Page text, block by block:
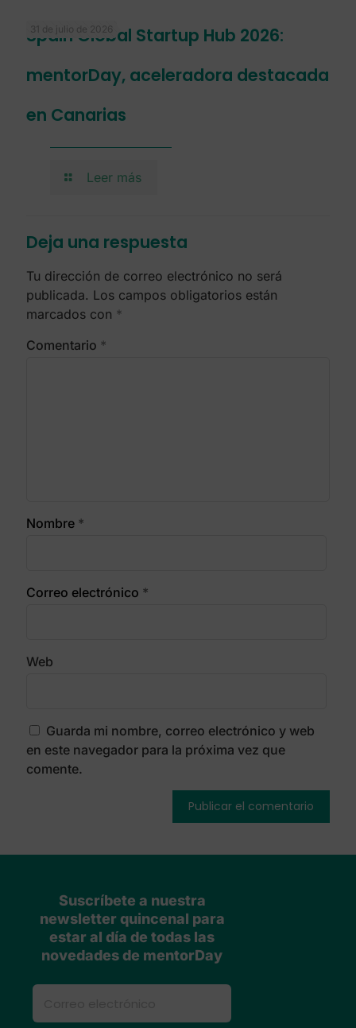
31 de julio de 2026
Spain Global Startup Hub 2026:
mentorDay, aceleradora destacada
en Canarias
Leer más
Deja una respuesta
Tu dirección de correo electrónico no será
publicada. Los campos obligatorios están
marcados con *
Comentario *
Nombre *
Correo electrónico *
Web
Guarda mi nombre, correo electrónico y web
en este navegador para la próxima vez que
comente.
Suscríbete a nuestra
newsletter quincenal para
estar al día de todas las
novedades de mentorDay